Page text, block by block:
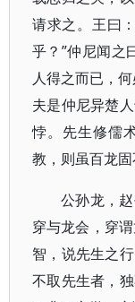
请求之。王曰
乎？”仲尼闻之
人得之而已，
夫是仲尼异楚
悖。先生修儒
教，则虽百龙固
公孙龙，
穿与龙会，穿
智，说先生之
不取先生者，